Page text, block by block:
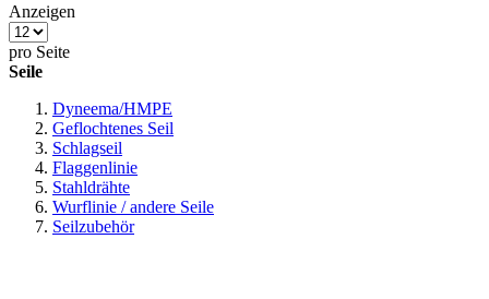
Anzeigen
pro Seite
Seile
Dyneema/HMPE
Geflochtenes Seil
Schlagseil
Flaggenlinie
Stahldrähte
Wurflinie / andere Seile
Seilzubehör